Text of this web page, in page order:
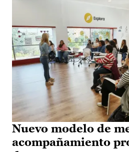
Nuevo modelo de
acompañamiento